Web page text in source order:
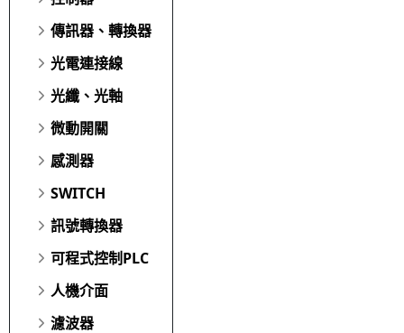
傳訊器、轉換器
光電連接線
光纖、光軸
微動開關
感測器
SWITCH
訊號轉換器
可程式控制PLC
人機介面
濾波器